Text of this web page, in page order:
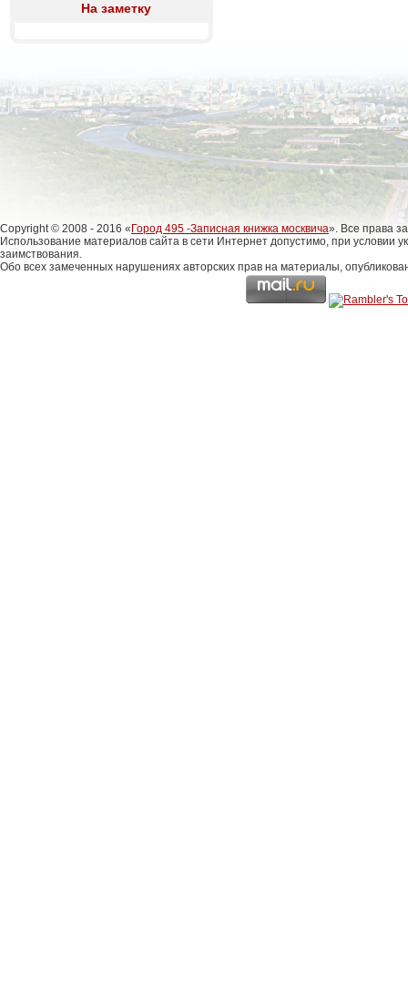
На заметку
Copyright © 2008 - 2016 « Город 495 -Записная книжка москвича». Все права
Использование материалов сайта в сети Интернет допустимо, при условии
заимствования.
Обо всех замеченных нарушениях авторских прав на материалы,